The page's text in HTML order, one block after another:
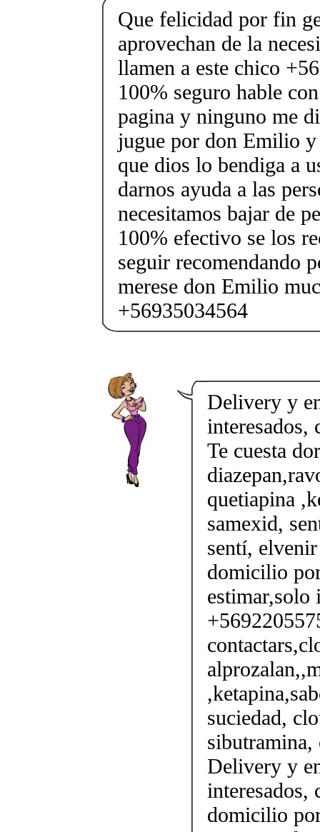
Que felicidad por fin
aprovechan de la
llamen a este chico
100% seguro hable
pagina y ninguno me
jugue por don Emilio
que dios lo bendiga a
darnos ayuda a las
necesitamos bajar de
100% efectivo se los
seguir recomendando
merese don Emilio
+56935034564
Delivery y
interesados,
Te cuesta
quetiapina
samexid,
sentí,
domicilio
estimar,solo
suciedad,
Delivery y
interesados,
domicilio